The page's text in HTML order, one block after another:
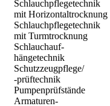
Schlauchpflegetechnik
mit Horizontaltrocknung
Schlauchpflegetechnik
mit Turmtrocknung
Schlauchauf-
hängetechnik
Schutzzeugpflege/
-prüftechnik
Pumpenprüfstände
Armaturen-